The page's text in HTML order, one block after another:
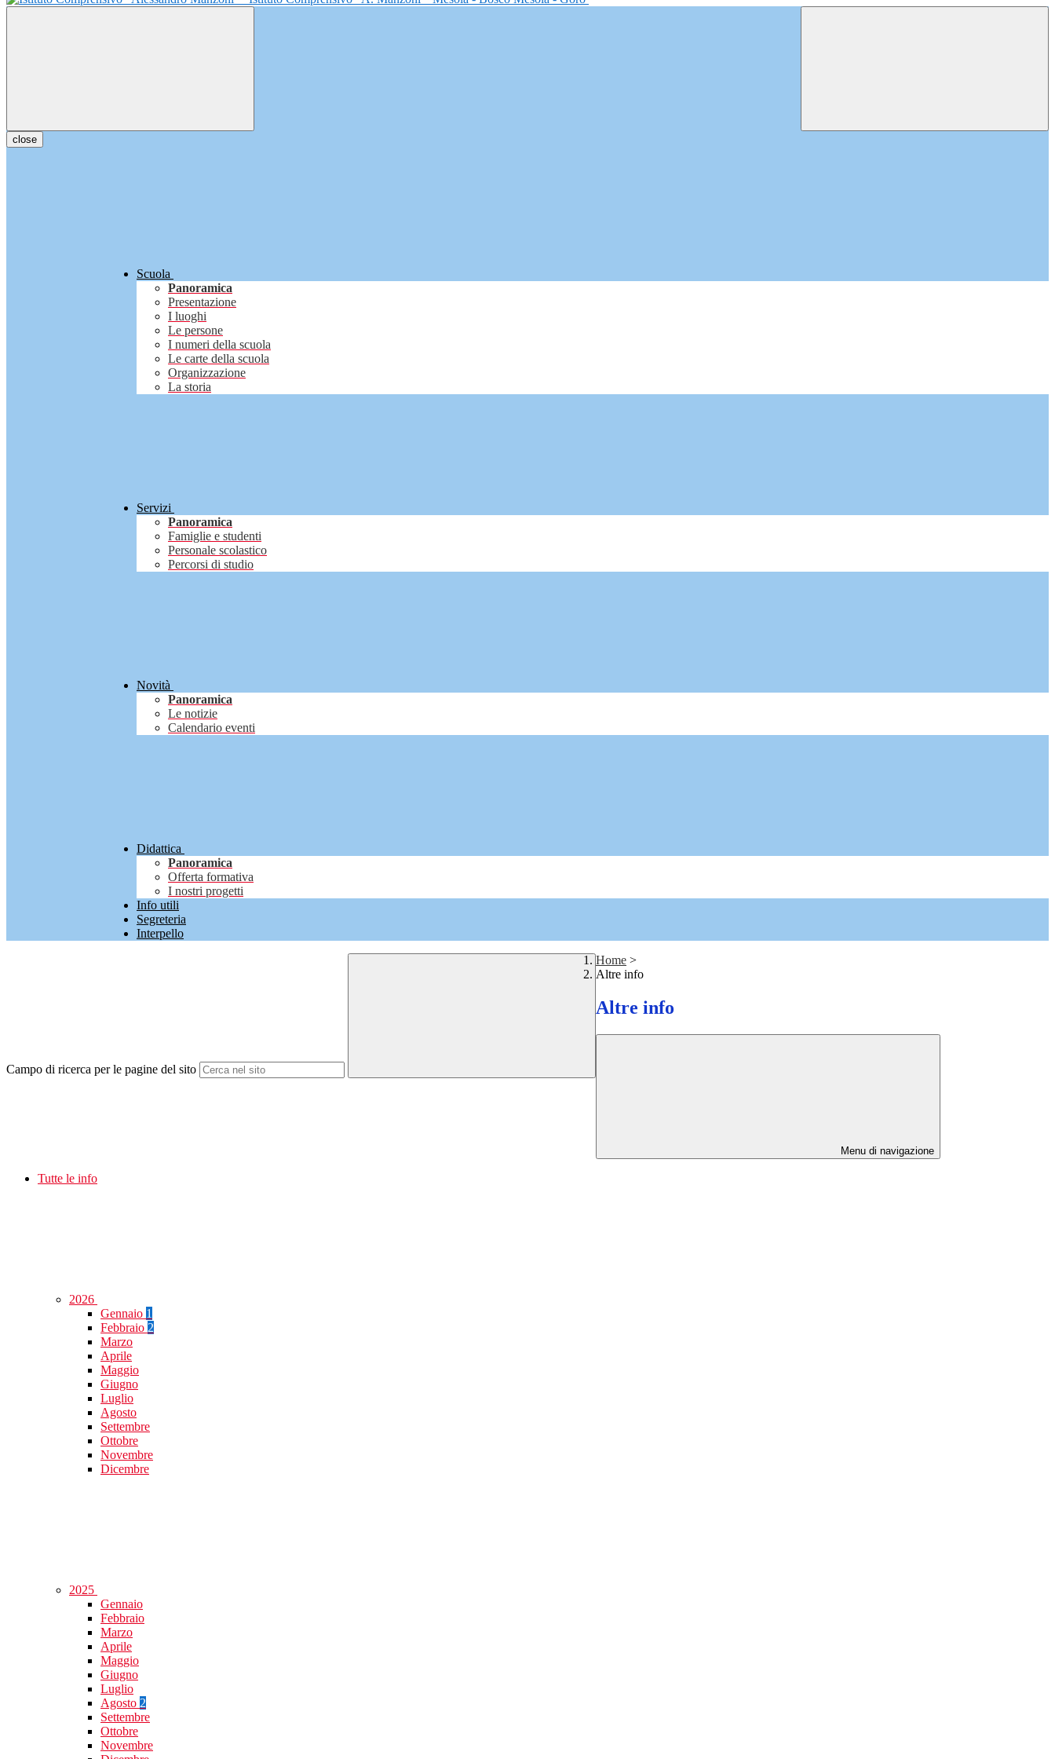
close
Scuola
Panoramica
Presentazione
I luoghi
Le persone
I numeri della scuola
Le carte della scuola
Organizzazione
La storia
Servizi
Panoramica
Famiglie e studenti
Personale scolastico
Percorsi di studio
Novità
Panoramica
Le notizie
Calendario eventi
Didattica
Panoramica
Offerta formativa
I nostri progetti
Info utili
Segreteria
Interpello
Campo di ricerca per le pagine del sito
Home >
Altre info
Altre info
Menu di navigazione
Tutte le info
2026
Gennaio 1
Febbraio 2
Marzo
Aprile
Maggio
Giugno
Luglio
Agosto
Settembre
Ottobre
Novembre
Dicembre
2025
Gennaio
Febbraio
Marzo
Aprile
Maggio
Giugno
Luglio
Agosto 2
Settembre
Ottobre
Novembre